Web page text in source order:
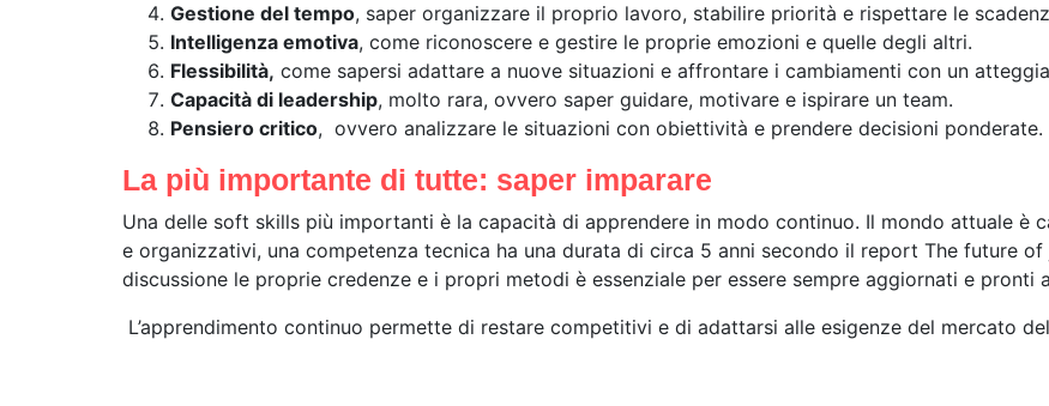
Gestione del tempo, saper organizzare il proprio lavoro, stabilire priorità e rispettare le
Intelligenza emotiva, come riconoscere e gestire le proprie emozioni e quelle degli altri.
Flessibilità, come sapersi adattare a nuove situazioni e affrontare i cambiamenti con un
Capacità di leadership, molto rara, ovvero saper guidare, motivare e ispirare un team.
Pensiero critico, ovvero analizzare le situazioni con obiettività e prendere decisioni ponderate.
La più importante di tutte: saper imparare
Una delle soft skills più importanti è la capacità di apprendere in modo continuo. Il mondo attuale è
e organizzativi, una competenza tecnica ha una durata di circa 5 anni secondo il report The future
discussione le proprie credenze e i propri metodi è essenziale per essere sempre aggiornati e pronti
L’apprendimento continuo permette di restare competitivi e di adattarsi alle esigenze del mercato